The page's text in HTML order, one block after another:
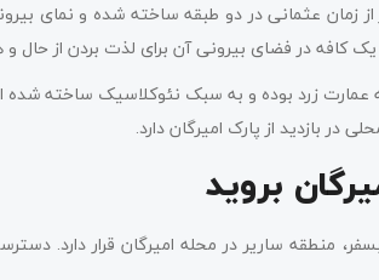
زمان عثمانی در دو طبقه ساخته شده و نمای
در فضای بیرونی آن برای لذت بردن از حال و
عمارت زرد بوده و به سبک نئوکلاسیک ساخته
در بازدید از پارک امیرگان دارد.
بروید
منطقه ساریر در محله امیرگان قرار دارد.